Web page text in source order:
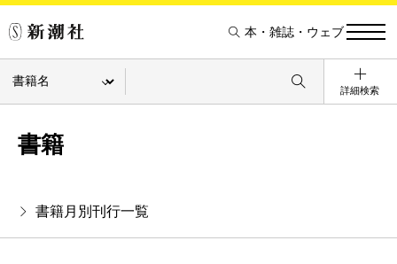
本・雑誌・ウェブ
詳細検索
書籍
書籍月別刊行一覧